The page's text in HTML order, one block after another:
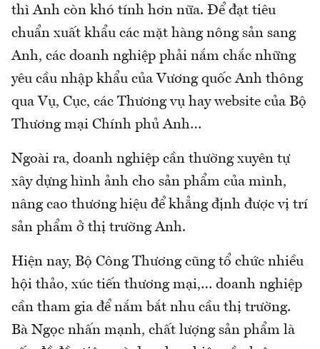
thì Anh còn khó tính hơn nữa. Để đạt tiêu
chuẩn xuất khẩu các mặt hàng nông sản sang
Anh, các doanh nghiệp phải nắm chắc những
yêu cầu nhập khẩu của Vương quốc Anh thông
qua Vụ, Cục, các Thương vụ hay website của Bộ
Thương mại Chính phủ Anh…
Ngoài ra, doanh nghiệp cần thường xuyên tự
xây dựng hình ảnh cho sản phẩm của mình,
nâng cao thương hiệu để khẳng định được vị trí
sản phẩm ở thị trường Anh.
Hiện nay, Bộ Công Thương cũng tổ chức nhiều
hội thảo, xúc tiến thương mại,… doanh nghiệp
cần tham gia để nắm bắt nhu cầu thị trường.
Bà Ngọc nhấn mạnh, chất lượng sản phẩm là